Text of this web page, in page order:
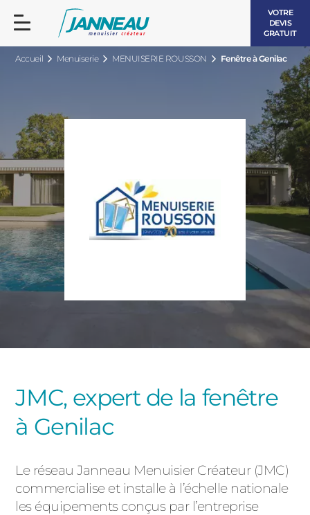
VOTRE
DEVIS
GRATUIT
Accueil Menuiserie MENUISERIE ROUSSON Fenêtre à Genilac
JMC, expert de la fenêtre
à Genilac
Le réseau Janneau Menuisier Créateur (JMC)
commercialise et installe à l’échelle nationale
les équipements conçus par l’entreprise
FENÊTRES ET PORTES-FENÊTRES
BOIS
BAIES VITRÉES
PORTES D’ENTRÉELES INTEMPORELLES
VOLETS ROULANTS
PERGOLAS
CLÔTURES